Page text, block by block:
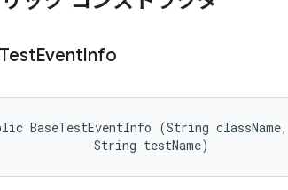
TestEventInfo
BaseTestEventInfo (String className,
String testName)